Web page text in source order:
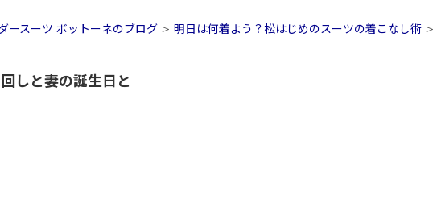
ースーツ ボットーネのブログ > 明日は何着よう？松はじめのスーツの着こなし術 >
しと妻の誕生日と